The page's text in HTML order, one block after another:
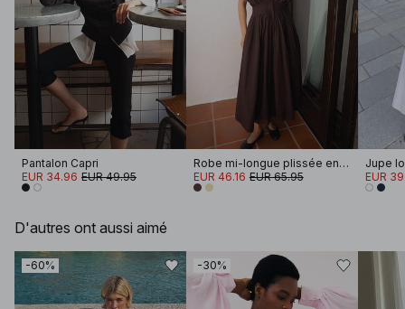
Pantalon Capri
EUR 34.96 EUR 49.95
Robe mi-longue plissée en coton à manches courtes
EUR 46.16 EUR 65.95 EUR
D'autres ont aussi aimé
-60% -30%